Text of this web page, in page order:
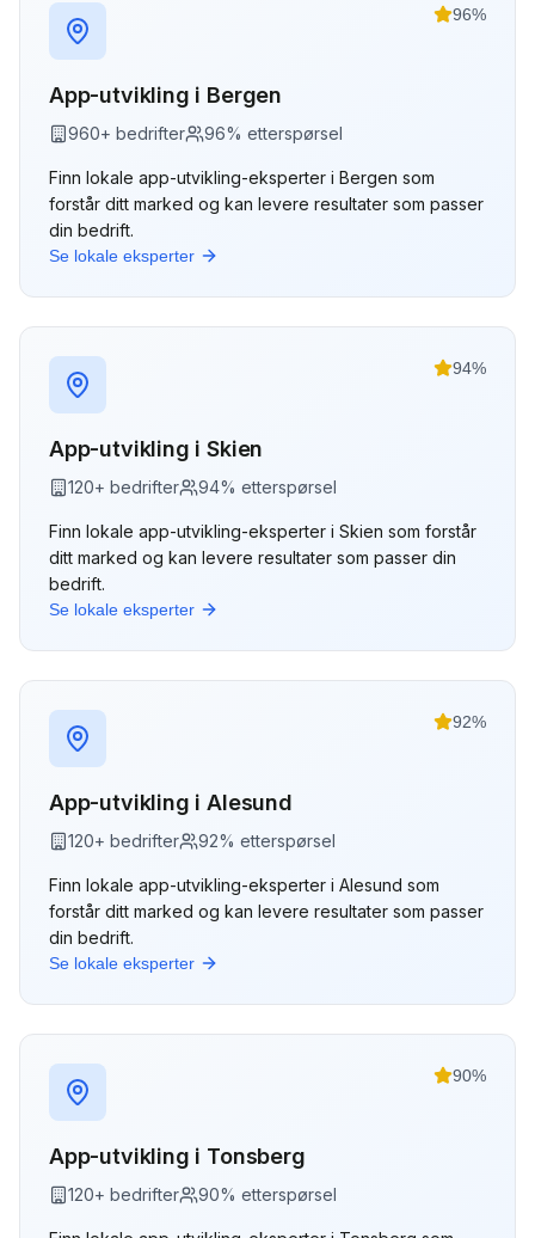
96%
App-utvikling i Bergen
960+ bedrifter 96% etterspørsel
Finn lokale app-utvikling-eksperter i Bergen som
forstår ditt marked og kan levere resultater som passer
din bedrift.
Se lokale eksperter
94%
App-utvikling iSkien
120+ bedrifter 94% etterspørsel
Finn lokale app-utvikling-eksperter i Skien som forstår
ditt marked og kan levere resultater som passer din
bedrift.
Se lokale eksperter
92%
App-utvikling iAlesund
120+ bedrifter 92% etterspørsel
Finn lokale app-utvikling-eksperter i Alesund som
forstår ditt marked og kan levere resultater som passer
din bedrift.
Se lokale eksperter
90%
App-utvikling i Tonsberg
120+ bedrifter 90% etterspørsel